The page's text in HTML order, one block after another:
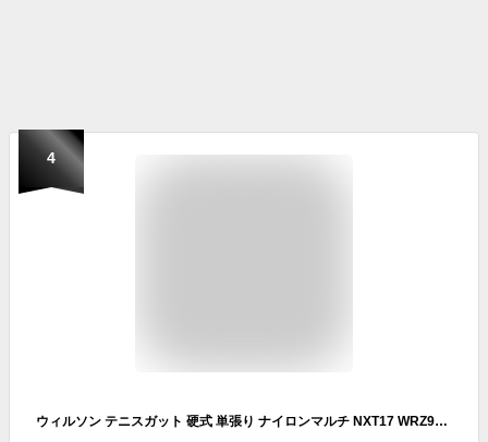
4
ウィルソン テニスガット 硬式 単張り ナイロンマルチ NXT17 WRZ942900 wilson